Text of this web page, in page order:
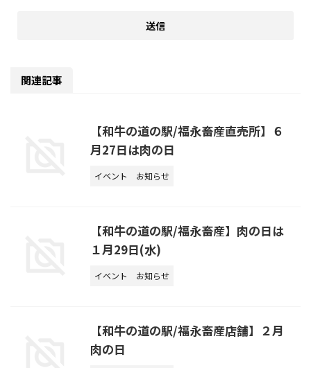
関連記事
【和牛の道の駅/福永畜産直売所】６
月27日は肉の日
イベント お知らせ
【和牛の道の駅/福永畜産】肉の日は
１月29日(水)
イベント お知らせ
【和牛の道の駅/福永畜産店舗】２月
肉の日